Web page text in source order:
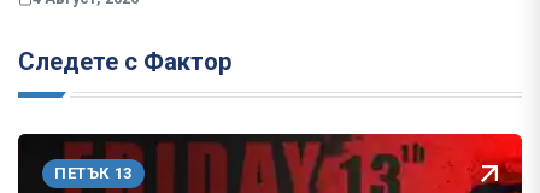
Следете с Фактор
ПЕТЪК 13